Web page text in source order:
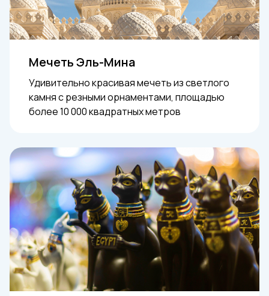
Мечеть Эль-Мина
Удивительно красивая мечеть из светлого
камня с резными орнаментами, площадью
более 10 000 квадратных метров